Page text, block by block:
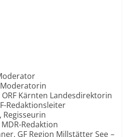
Kärnten Landesdirektorin
Redaktionsleiter
Regisseurin
Redaktion
GF Region Millstätter See –